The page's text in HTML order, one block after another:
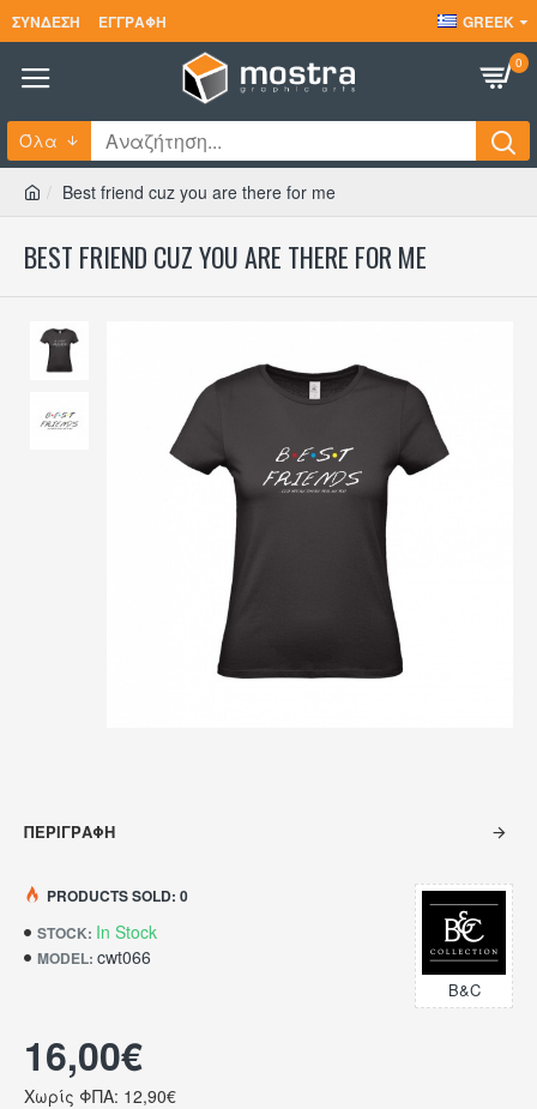
ΣΎΝΔΕΣΗ ΕΓΓΡΑΦΉ GREEK
0
Όλα
Best friend cuz you are there for me
BEST FRIEND CUZ YOU ARE THERE FOR ME
ΠΕΡΙΓΡΑΦΉ
STOCK: In Stock
MODEL: cwt066
B&C
PRODUCTS SOLD: 0
16,00€
Χωρίς ΦΠΑ: 12,90€